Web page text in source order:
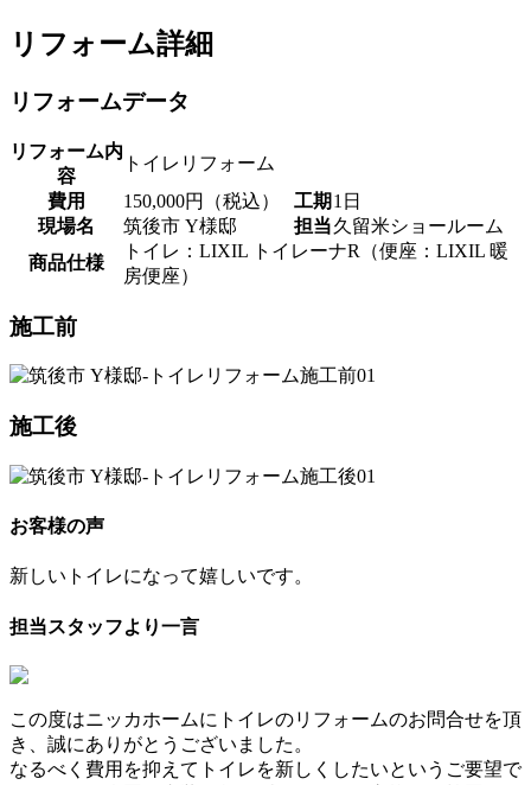
リフォーム詳細
リフォームデータ
リフォーム内
容
トイレリフォーム
費用
150,000円（税込） 工期 1日
現場名
筑後市 Y様邸 担当久留米ショールーム
商品仕様
トイレ：LIXIL トイレーナR（便座：LIXIL 暖
房便座）
施工前
施工後
お客様の声
新しいトイレになって嬉しいです。
担当スタッフより一言
この度はニッカホームにトイレのリフォームのお問合せを頂
き、誠にありがとうございました。
なるべく費用を抑えてトイレを新しくしたいというご要望で